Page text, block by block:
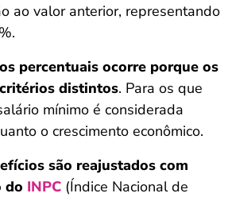
ao valor anterior, representando
percentuais ocorre porque os
distintos. Para os que
mínimo é considerada
o crescimento econômico.
são reajustados com
do INPC (Índice Nacional de